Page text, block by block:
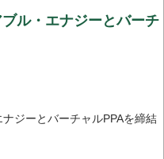
ル・エナジーとバーチ
ジーとバーチャルPPAを締結